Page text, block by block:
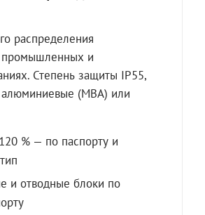
распределения
промышленных и
Степень защиты IP55,
алюминиевые (МВА) или
% — по паспорту и
и отводные блоки по